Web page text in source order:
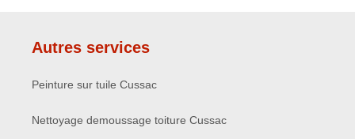
Autres services
Peinture sur tuile Cussac
Nettoyage demoussage toiture Cussac